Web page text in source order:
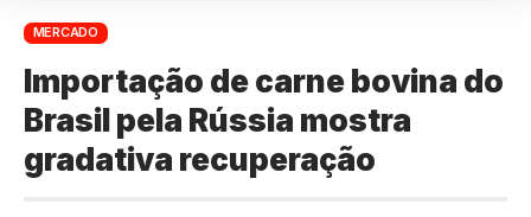
MERCADO
Importação de carne bovina do
Brasil pela Rússia mostra
gradativa recuperação